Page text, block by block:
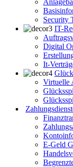
Security
IT-
Digital
It-
Virtuelle
E-Geld